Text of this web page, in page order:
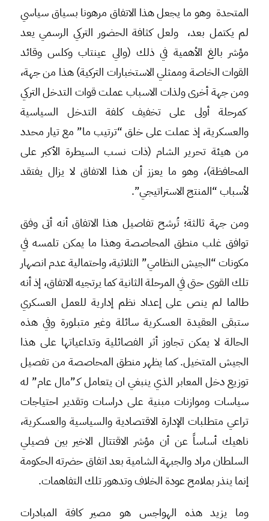
المتحدة وهو ما يجعل هذا الاتفاق مرهونا بسياق سياسي
لم يكتمل بعد، ولعل كثافة الحضور التركي الرسمي يعد
مؤشر بالغ الأهمية في ذلك (والي عينتاب وكلس وقائد
القوات الخاصة وممثلي الاستخبارات التركية) هذا من جهة،
ومن جهة أخرى ولذات الاسباب عملت قوات التدخل التركي
كمرحلة أولى على تخفيف كلفة التدخل السياسية
والعسكرية، إذ عملت على خلق “ترتيب ما” مع تيار محدد
من هيئة تحرير الشام (ذات نسب السيطرة الأكبر على
المحافظة)، وهو ما يعزز أن هذا الاتفاق لا يزال يفتقد
لأسباب “المنتج الاستراتيجي”.
ومن جهة ثالثة؛ تُرشح تفاصيل هذا الاتفاق أنه أتى وفق
توافق غلب منطق المحاصصة وهذا ما يمكن تلمسه في
مكونات “الجيش النظامي” الثلاثية، واحتمالية عدم انصهار
تلك القوى حتى في المرحلة الثانية كما يرتجيه الاتفاق، إذ أنه
طالما لم ينص على إعداد نظم إدارية للعمل العسكري
ستبقى العقيدة العسكرية سائلة وغير متبلورة وفي هذه
الحالة لا يمكن تجاوز أثر الفصائلية وتداعياتها على هذا
الجيش المتخيل. كما يظهر منطق المحاصصة من تفصيل
توزيع دخل المعابر الذي ينبغي ان يتعامل كـ”مال عام” له
سياسات وموازنات مبنية على دراسات وتقدير احتياجات
تراعي متطلبات الإدارة الاقتصادية والسياسية والعسكرية،
ناهيك أساساً عن أن مؤشر الاقتتال الاخير بين فصيلي
السلطان مراد والجبهة الشامية بعد اتفاق حضرته الحكومة
إنما ينذر بملامح عودة الخلاف وتدهور تلك التفاهمات.
وما يزيد هذه الهواجس هو مصير كافة المبادرات